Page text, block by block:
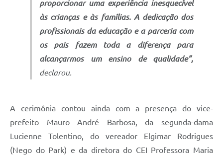
proporcionar uma experiência inesquecível
às crianças e às famílias. A dedicação dos
profissionais da educação e a parceria com
os pais fazem toda a diferença para
alcançarmos um ensino de qualidade”,
declarou.
A cerimônia contou ainda com a presença do vice-
prefeito Mauro André Barbosa, da segunda-dama
Lucienne Tolentino, do vereador Elgimar Rodrigues
(Nego do Park) e da diretora do CEI Professora Maria